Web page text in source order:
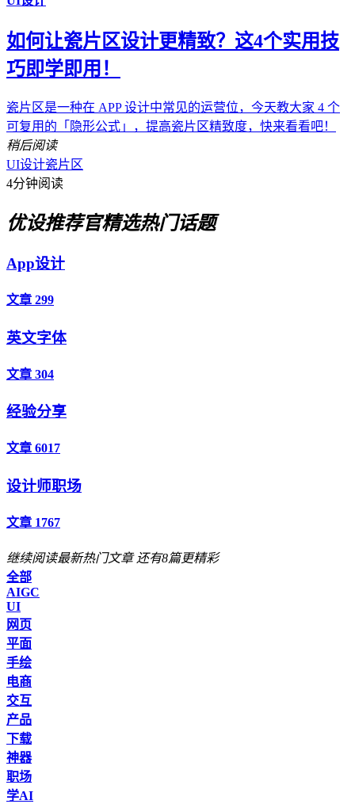
如何让瓷片区设计更精致？这4个实用技
巧即学即用！
瓷片区是一种在 APP 设计中常见的运营位，今天教大家 4 个
可复用的「隐形公式」，提高瓷片区精致度，快来看看吧！
稍后阅读
UI设计瓷片区
4分钟阅读
优设推荐官精选热门话题
App设计
文章 299
英文字体
文章 304
经验分享
文章 6017
设计师职场
文章 1767
继续阅读最新热门文章 还有8篇更精彩
全部
AIGC
UI
网页
平面
手绘
电商
交互
产品
下载
神器
职场
学AI